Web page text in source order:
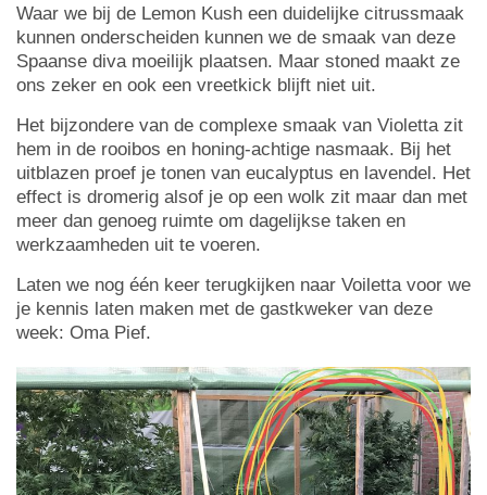
Waar we bij de Lemon Kush een duidelijke citrussmaak
kunnen onderscheiden kunnen we de smaak van deze
Spaanse diva moeilijk plaatsen. Maar stoned maakt ze
ons zeker en ook een vreetkick blijft niet uit.
Het bijzondere van de complexe smaak van Violetta zit
hem in de rooibos en honing-achtige nasmaak. Bij het
uitblazen proef je tonen van eucalyptus en lavendel. Het
effect is dromerig alsof je op een wolk zit maar dan met
meer dan genoeg ruimte om dagelijkse taken en
werkzaamheden uit te voeren.
Laten we nog één keer terugkijken naar Voiletta voor we
je kennis laten maken met de gastkweker van deze
week: Oma Pief.